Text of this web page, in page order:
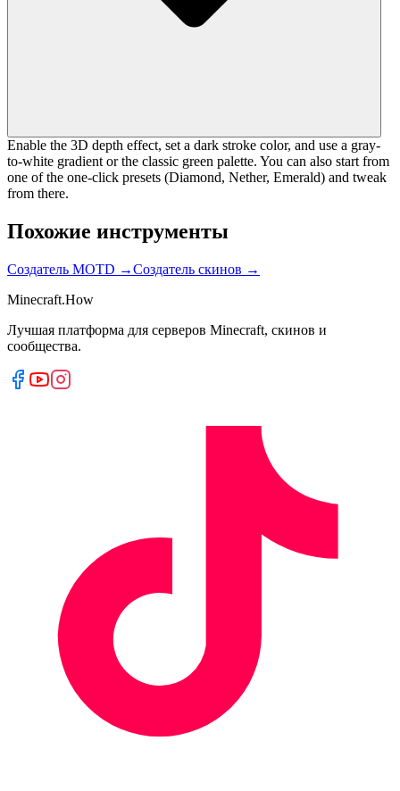
Enable the 3D depth effect, set a dark stroke color, and use a gray-
to-white gradient or the classic green palette. You can also start from
one of the one-click presets (Diamond, Nether, Emerald) and tweak
from there.
Похожие инструменты
Создатель MOTD →Создатель скинов →
Minecraft.How
Лучшая платформа для серверов Minecraft, скинов и
сообщества.